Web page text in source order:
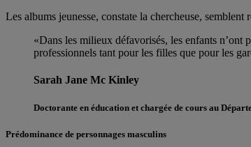
Les albums jeunesse, constate la chercheuse,
«Dans les milieux défavorisés, les enfants n’ont
professionnels tant pour les filles que pour les
Sarah Jane Mc Kinley
Doctorante en éducation et chargée de cours au
Prédominance de personnages masculins